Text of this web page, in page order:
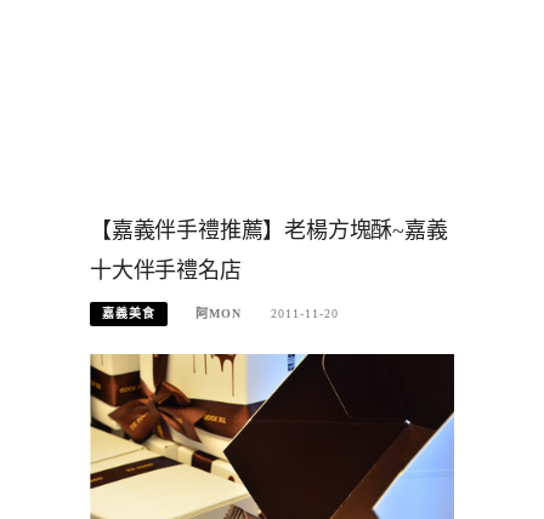
【嘉義伴手禮推薦】老楊方塊酥~嘉義
十大伴手禮名店
嘉義美食 阿MON 2011-11-20